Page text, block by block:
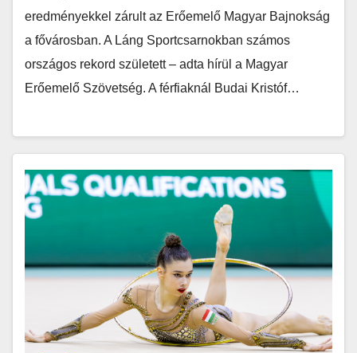
eredményekkel zárult az Erőemelő Magyar Bajnokság
a fővárosban. A Láng Sportcsarnokban számos
országos rekord született – adta hírül a Magyar
Erőemelő Szövetség. A férfiaknál Budai Kristóf…